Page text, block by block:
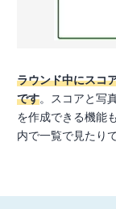
ラウンド中にスコ
です。スコアと写
を作成できる機能
内で一覧で見たり